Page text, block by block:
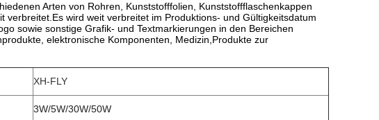
Arten von Rohren, Kunststofffolien, Kunststoffflaschenkappen
verbreitet.Es wird weit verbreitet im Produktions- und Gültigkeitsdatum
sowie sonstige Grafik- und Textmarkierungen in den Bereichen
elektronische Komponenten, Medizin,Produkte zur
XH-FLY
3W/5W/30W/50W